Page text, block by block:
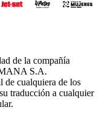
de la compañía
S.A.
de cualquiera de los
traducción a cualquier